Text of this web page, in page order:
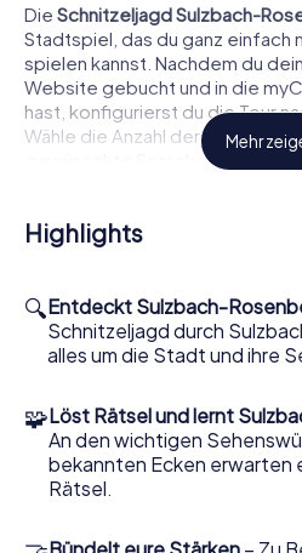
Die Schnitzeljagd Sulzbach-
Stadtspiel, das du ganz einfach
spielen kannst. Nachdem du
Website gebucht und in die
hast, konfigurierst du die Tour
Wähle die Anzahl der Spieler,
gewünschte Sprache. Danach
zum Beispiel Fotograf oder
Herausforderungen.
Was dich bei einer
Während derSchnitzeljagd
nicht nur die historischen
sondern auch interessante
charmantenRathaus Sulzbach-
Mehr
Highlights
🔍Entdeckt Sulzbach-
Schnitzeljagd durch
alles um die Stadt und ihre
🧩Löst Rätsel und lernt
An den wichtigen
bekannten Ecken erwarten
Rätsel.
Bündelt eure Stärken – Zu